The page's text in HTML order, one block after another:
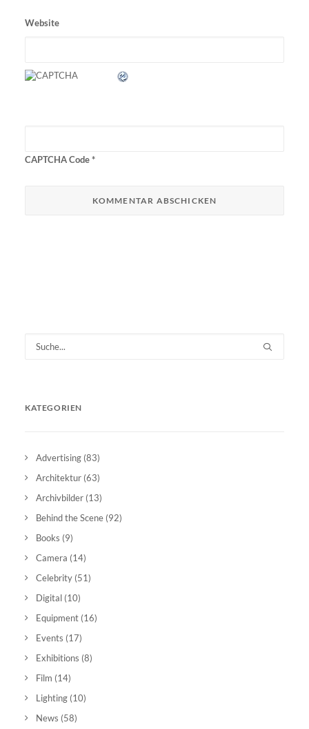
Website
CAPTCHA Code*
KATEGORIEN
Advertising (83)
Architektur (63)
Archivbilder (13)
Behind the Scene (92)
Books (9)
Camera (14)
Celebrity (51)
Digital (10)
Equipment (16)
Events (17)
Exhibitions (8)
Film (14)
Lighting (10)
News (58)